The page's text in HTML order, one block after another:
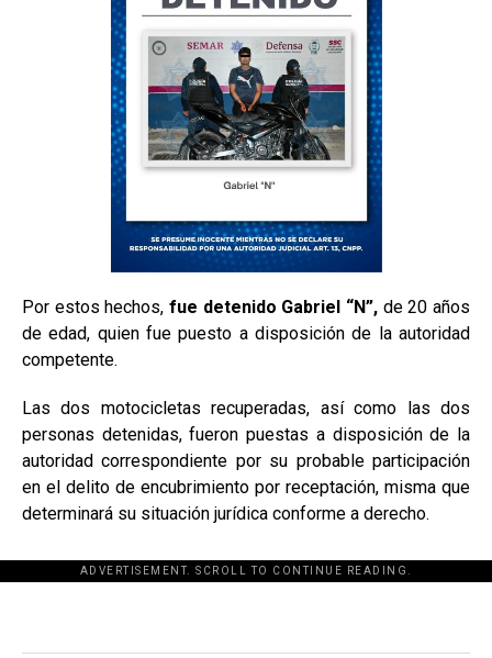
Por estos hechos, fue detenido Gabriel “N”, de 20 años
de edad, quien fue puesto a disposición de la autoridad
competente.
Las dos motocicletas recuperadas, así como las dos
personas detenidas, fueron puestas a disposición de la
autoridad correspondiente por su probable participación
en el delito de encubrimiento por receptación, misma que
determinará su situación jurídica conforme a derecho.
ADVERTISEMENT. SCROLL TO CONTINUE READING.
[adsforwp id="243463"]